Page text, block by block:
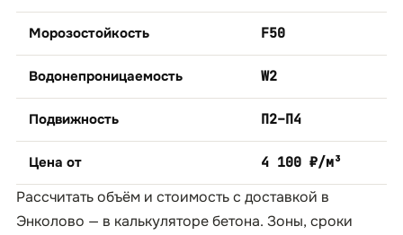
Морозостойкость F50
Водонепроницаемость W2
Подвижность П2–П4
Цена от 4 100 ₽/м³
Рассчитать объём и стоимость с доставкой в
Энколово — в калькуляторе бетона. Зоны, сроки